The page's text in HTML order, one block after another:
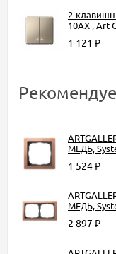
2-
10АХ , Art
1 121 ₽
МЕДЬ,
1 524₽
МЕДЬ,
2 897 ₽